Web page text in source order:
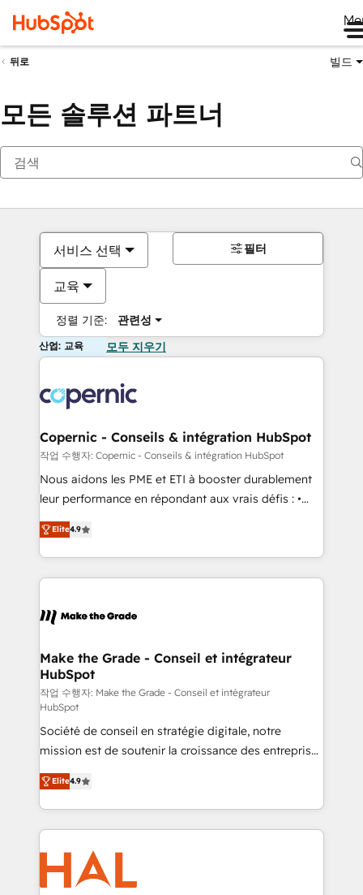
뒤로 빌드
모든 솔루션 파트너
서비스 선택
교육
정렬 기준: 관련성
필터
산업: 교육 모두 지우기
Copernic - Conseils & intégration HubSpot
작업 수행자: Copernic - Conseils & intégration HubSpot
Nous aidons les PME et ETI à booster durablement
leur performance en répondant aux vrais défis : •
Intégration de HubSpot avec d’autres outils (ERP,
téléphonie, etc.) • Alignement des équipes grâce à un
outil et des données partagées • Amélioration de la
collecte et de l’analyse des données pour des
de la productivité des équipes Notre équipe de 30
avec un engagement total, alignant processus
métiers et technologie, et guidant vos équipes à
travers le changement, tout en centrant vos objectifs
d’entreprise. Grâce à une méthodologie éprouvée
auprès de plus de 400 clients, nous comprenons
rapidement vos enjeux et intégrons parfaitement
HubSpot dans votre organisation. Pour toute
question technique ou besoin de structuration de
votre projet HubSpot, contactez notre équipe pour
un échange dédié.
Elite4.9
Make the Grade - Conseil et intégrateur
HubSpot
작업 수행자: Make the Grade - Conseil et intégrateur
HubSpot
Société de conseil en stratégie digitale, notre
mission est de soutenir la croissance des entreprises
B2B à travers l’acquisition de nouveaux clients,
l'intégration CRM et le développement des revenus
auprès de vos comptes existants. En France et à
l'international, nous travaillons avec des ETI
ambitieuses, des grands groupes voulant aller au-
delà d’une simple transformation digitale et des
startups florissantes. Nos 3 grandes expertises sont :
Elite4.9